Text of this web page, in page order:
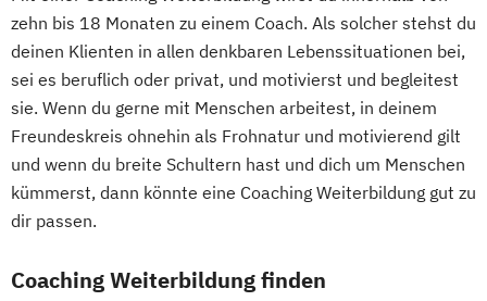
zehn bis 18 Monaten zu einem Coach. Als solcher stehst du
deinen Klienten in allen denkbaren Lebenssituationen bei,
sei es beruflich oder privat, und motivierst und begleitest
sie. Wenn du gerne mit Menschen arbeitest, in deinem
Freundeskreis ohnehin als Frohnatur und motivierend gilt
und wenn du breite Schultern hast und dich um Menschen
kümmerst, dann könnte eine Coaching Weiterbildung gut zu
dir passen.
Coaching Weiterbildung finden